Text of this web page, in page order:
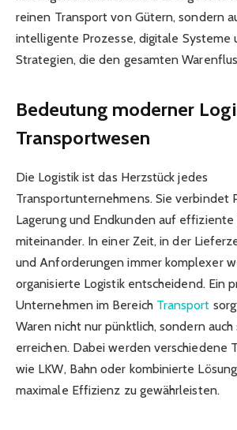
reinen Transport von Gütern, sondern
intelligente Prozesse, digitale Systeme
Strategien, die den gesamten
Bedeutung moderner
Transportwesen
Die Logistik ist das Herzstück jedes
Transportunternehmens. Sie verbindet
Lagerung und Endkunden auf effiziente
miteinander. In einer Zeit, in der
und Anforderungen immer komplexer
organisierte Logistik entscheidend. Ein
Unternehmen im Bereich Transport
Waren nicht nur pünktlich, sondern auch
erreichen. Dabei werden verschiedene
wie LKW, Bahn oder kombinierte
maximale Effizienz zu gewährleisten.